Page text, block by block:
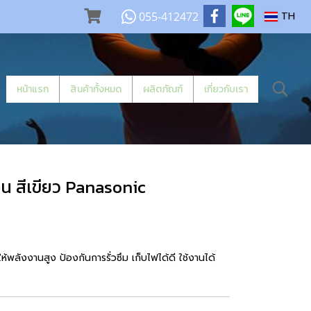
055-412472 TH
หน้าแรก สินค้าทั้งหมด ผลิตภัณฑ์ เกี่ยวกับเรา
สีเขียว Panasonic
ลังงานสูง ป้องกันการรั่วซึม เก็บไฟได้ดี ใช้งานได้